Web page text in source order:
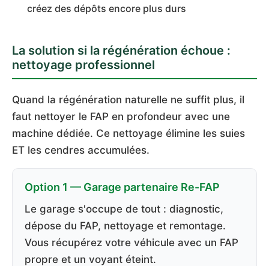
créez des dépôts encore plus durs
La solution si la régénération échoue :
nettoyage professionnel
Quand la régénération naturelle ne suffit plus, il
faut nettoyer le FAP en profondeur avec une
machine dédiée. Ce nettoyage élimine les suies
ET les cendres accumulées.
Option 1 — Garage partenaire Re-FAP
Le garage s'occupe de tout : diagnostic,
dépose du FAP, nettoyage et remontage.
Vous récupérez votre véhicule avec un FAP
propre et un voyant éteint.